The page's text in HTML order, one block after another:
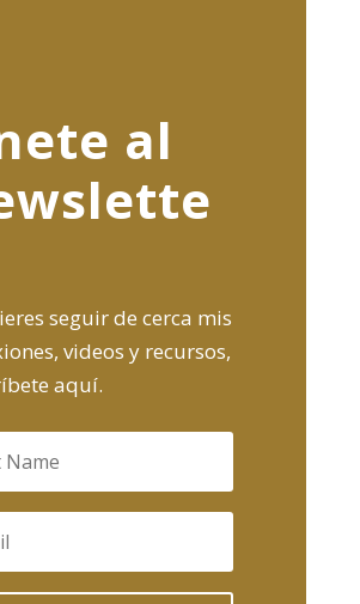
al
seguir de cerca mis
videos y recursos,
aquí.